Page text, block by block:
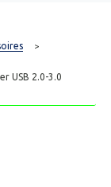
>
USB 2.0-3.0